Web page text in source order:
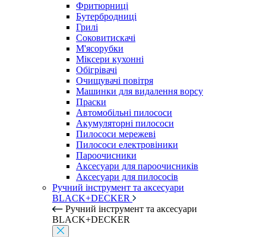
Фритюрниці
Бутербродниці
Грилі
Соковитискачі
М'ясорубки
Міксери кухонні
Обігрівачі
Очищувачі повітря
Машинки для видалення ворсу
Праски
Автомобільні пилососи
Акумуляторні пилососи
Пилососи мережеві
Пилососи електровіники
Пароочисники
Аксесуари для пароочисників
Аксесуари для пилососів
Ручний інструмент та аксесуари
BLACK+DECKER
Ручний інструмент та аксесуари
BLACK+DECKER